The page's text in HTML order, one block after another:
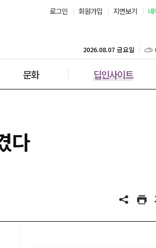
로그인 회원가입 지면보기
문화 딥인사이트
2026.08.07 금요일
다